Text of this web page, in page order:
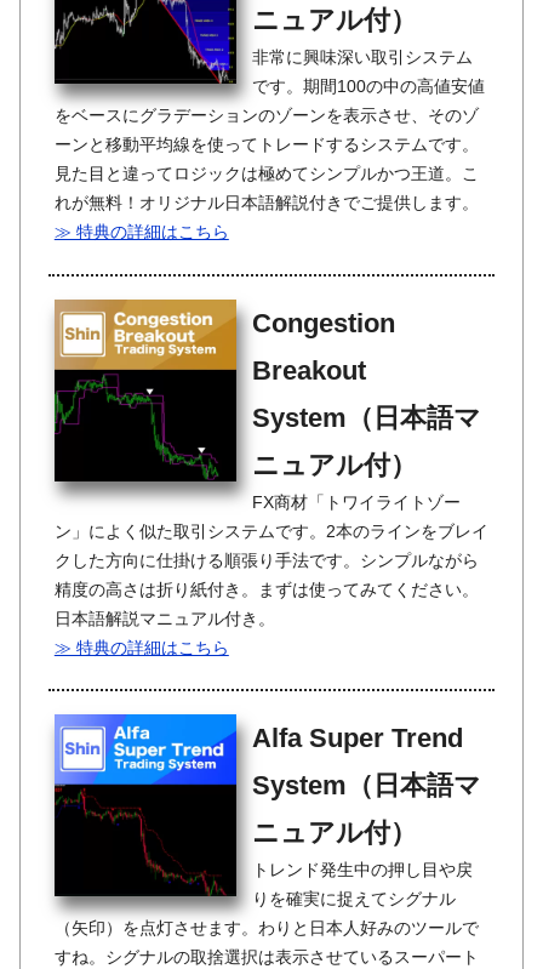
ニュアル付）
非常に興味深い取引システム
です。期間100の中の高値安値
をベースにグラデーションのゾーンを表示させ、そのゾ
ーンと移動平均線を使ってトレードするシステムです。
見た目と違ってロジックは極めてシンプルかつ王道。こ
れが無料！オリジナル日本語解説付きでご提供します。
≫ 特典の詳細はこちら
Congestion
Breakout
System（日本語マ
ニュアル付）
FX商材「トワイライトゾー
ン」によく似た取引システムです。2本のラインをブレイ
クした方向に仕掛ける順張り手法です。シンプルながら
精度の高さは折り紙付き。まずは使ってみてください。
日本語解説マニュアル付き。
≫ 特典の詳細はこちら
Alfa Super Trend
System（日本語マ
ニュアル付）
トレンド発生中の押し目や戻
りを確実に捉えてシグナル
（矢印）を点灯させます。わりと日本人好みのツールで
すね。シグナルの取捨選択は表示させているスーパート